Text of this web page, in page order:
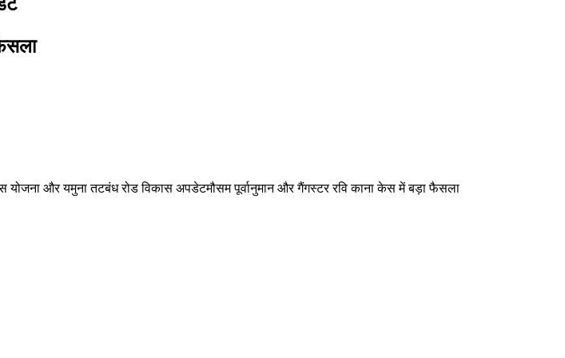
योजना और यमुना तटबंध रोड विकास अपडेटमौसम पूर्वानुमान और गैंगस्टर रवि काना केस में बड़ा फैसला